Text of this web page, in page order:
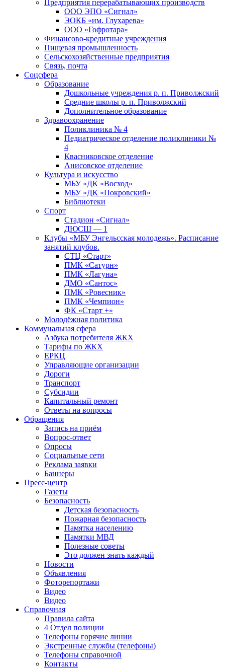
Предприятия перерабатывающих производств
ООО ЭПО «Сигнал»
ЭОКБ «им. Глухарева»
ООО «Гофротара»
Финансово-кредитные учреждения
Пищевая промышленность
Сельскохозяйственные предприятия
Связь, почта
Соцсфера
Образование
Дошкольные учреждения р. п. Приволжский
Средние школы р. п. Приволжский
Дополнительное образование
Здравоохранение
Поликлиника № 4
Педиатрическое отделение поликлиники №
4
Квасниковское отделение
Анисовское отделение
Культура и искусство
МБУ «ДК «Восход»
МБУ «ДК «Покровский»
Библиотеки
Спорт
Стадион «Сигнал»
ДЮСШ — 1
Клубы «МБУ Энгельсская молодежь». Расписание
занятий клубов.
СТЦ «Старт»
ПМК «Сатурн»
ПМК «Лагуна»
ДМО «Сантос»
ПМК «Ровесник»
ПМК «Чемпион»
ФК «Старт +»
Молодёжная политика
Коммунальная сфера
Азбука потребителя ЖКХ
Тарифы по ЖКХ
ЕРКЦ
Управляющие организации
Дороги
Транспорт
Субсидии
Капитальный ремонт
Ответы на вопросы
Обращения
Запись на приём
Вопрос-ответ
Опросы
Социальные сети
Реклама заявки
Баннеры
Пресс-центр
Газеты
Безопасность
Детская безопасность
Пожарная безопасность
Памятка населению
Памятки МВД
Полезные советы
Это должен знать каждый
Новости
Объявления
Фоторепортажи
Видео
Видео
Справочная
Правила сайта
4 Отдел полиции
Телефоны горячие линии
Экстренные службы (телефоны)
Телефоны справочной
Контакты